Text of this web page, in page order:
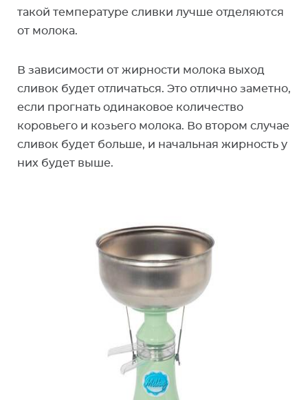
такой температуре сливки лучше отделяются
от молока.
В зависимости от жирности молока выход
сливок будет отличаться. Это отлично заметно,
если прогнать одинаковое количество
коровьего и козьего молока. Во втором случае
сливок будет больше, и начальная жирность у
них будет выше.